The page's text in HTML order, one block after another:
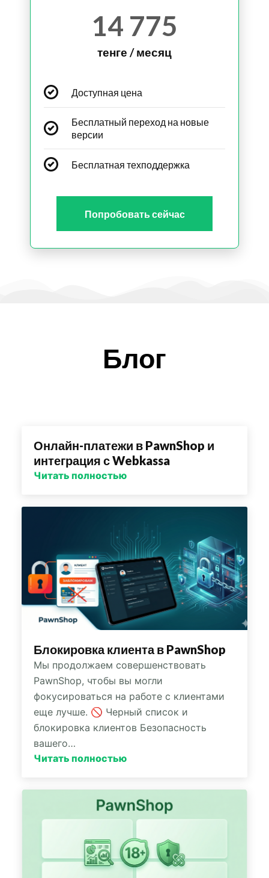
14 775
тенге / месяц
Доступная цена
Бесплатный переход на новые
версии
Бесплатная техподдержка
Попробовать сейчас
Блог
Онлайн-платежи в PawnShop и
интеграция с Webkassa
Читать полностью
Блокировка клиента в PawnShop
Мы продолжаем совершенствовать
PawnShop, чтобы вы могли
фокусироваться на работе с клиентами
еще лучше. 🚫 Черный список и
блокировка клиентов Безопасность
вашего…
Читать полностью